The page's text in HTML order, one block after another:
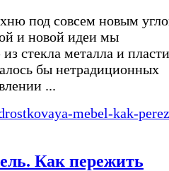
под совсем новым
и новой идеи мы
стекла металла и
бы нетрадиционных
...
Как пережить